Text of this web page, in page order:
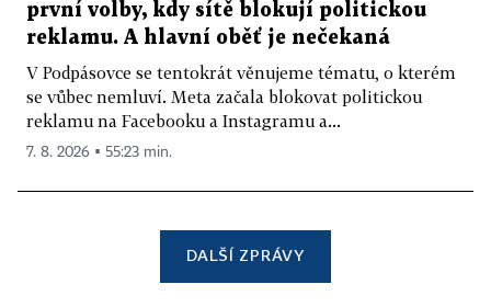
první volby, kdy sítě blokují politickou
reklamu. A hlavní oběť je nečekaná
V Podpásovce se tentokrát věnujeme tématu, o kterém
se vůbec nemluví. Meta začala blokovat politickou
reklamu na Facebooku a Instagramu a...
7. 8. 2026 ▪ 55:23 min.
DALŠÍ ZPRÁVY